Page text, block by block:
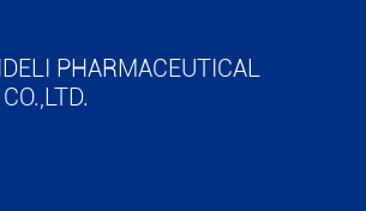
PHARMACEUTICAL